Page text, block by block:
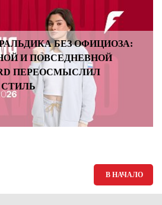
БЕЗ ОФИЦИОЗА:
И ПОВСЕДНЕВНОЙ
ПЕРЕОСМЫСЛИЛ
В НАЧАЛО